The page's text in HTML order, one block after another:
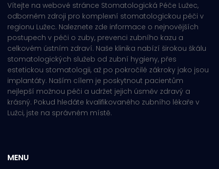
Vítejte na webové stránce Stomatologická Péče Lužec,
odborném zdroji pro komplexní stomatologickou péči v
regionu Lužec. Naleznete zde informace o nejnovějších
postupech v péči o zuby, prevenci zubního kazu a
celkovém ústním zdraví. Naše klinika nabízí širokou škálu
stomatologických služeb od zubní hygieny, přes
estetickou stomatologii, až po pokročilé zákroky jako jsou
implantáty. Naším cílem je poskytnout pacientům
nejlepší možnou péči a udržet jejich úsměv zdravý a
krásný. Pokud hledáte kvalifikovaného zubního lékaře v
Lužci, jste na správném místě.
MENU